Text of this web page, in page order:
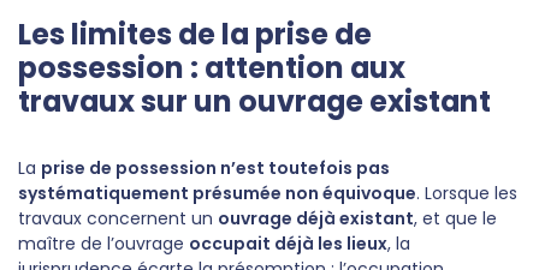
Les limites de la prise de
possession : attention aux
travaux sur un ouvrage existant
La prise de possession n’est toutefois pas
systématiquement présumée non équivoque. Lorsque les
travaux concernent un ouvrage déjà existant, et que le
maître de l’ouvrage occupait déjà les lieux, la